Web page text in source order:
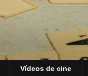
Vídeos de cine